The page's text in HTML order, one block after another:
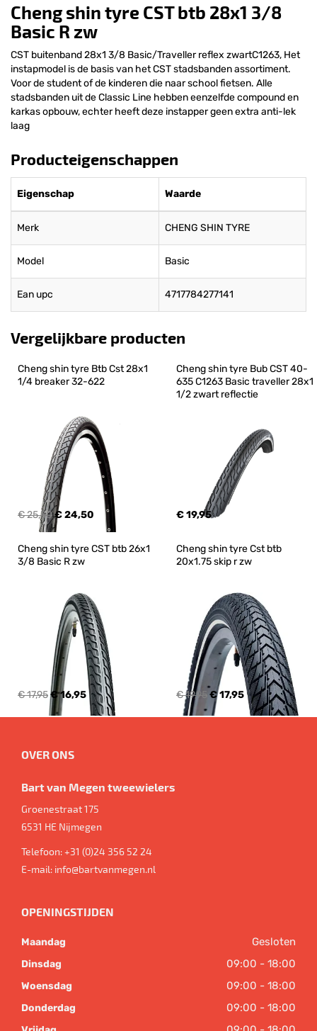
Cheng shin tyre CST btb 28x1 3/8
Basic R zw
CST buitenband 28x1 3/8 Basic/Traveller reflex zwartC1263, Het
instapmodel is de basis van het CST stadsbanden assortiment.
Voor de student of de kinderen die naar school fietsen. Alle
stadsbanden uit de Classic Line hebben eenzelfde compound en
karkas opbouw, echter heeft deze instapper geen extra anti-lek
laag
Producteigenschappen
Eigenschap Waarde
Merk CHENG SHIN TYRE
Model Basic
Ean upc 4717784277141
Vergelijkbare producten
Cheng shin tyre Btb Cst 28x1
1/4 breaker 32-622
€ 25,50€ 24,50
Cheng shin tyre Bub CST 40-
635 C1263 Basic traveller 28x1
1/2 zwart reflectie
€ 19,95
Cheng shin tyre CST btb 26x1
3/8 Basic R zw
€ 17,95€ 16,95
Cheng shin tyre Cst btb
20x1.75 skip r zw
€ 19,95€ 17,95
OVER ONS
Bart van Megen tweewielers
Groenestraat 175
6531 HE Nijmegen
Telefoon:+31 (0)24 356 52 24
E-mail: info@bartvanmegen.nl
OPENINGSTIJDEN
Maandag Gesloten
Dinsdag 09:00 - 18:00
Woensdag 09:00 - 18:00
Donderdag 09:00 - 18:00